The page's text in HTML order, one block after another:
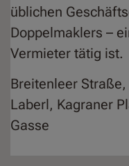
üblichen
Doppelmaklers –
Vermieter tätig ist.
Breitenleer
Laberl, Kagraner
Gasse